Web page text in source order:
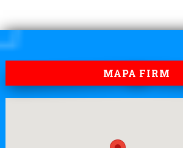
MAPA FIRM